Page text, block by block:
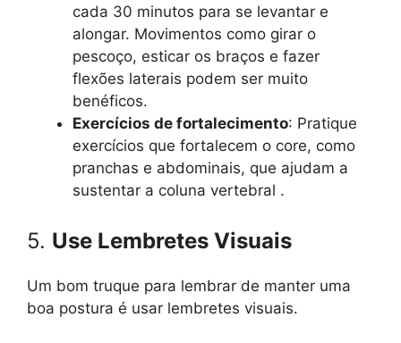
cada 30 minutos para se levantar e
alongar. Movimentos como girar o
pescoço, esticar os braços e fazer
flexões laterais podem ser muito
benéficos.
Exercícios de fortalecimento: Pratique
exercícios que fortalecem o core, como
pranchas e abdominais, que ajudam a
sustentar a coluna vertebral .
5. Use Lembretes Visuais
Um bom truque para lembrar de manter uma
boa postura é usar lembretes visuais.